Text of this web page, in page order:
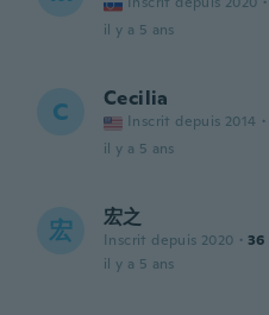
il y a 5 ans
C Cecilia
Inscrit depuis 2014 ·
il y a 5 ans
宏 宏之
Inscrit depuis 2020 · 36
il y a 5 ans